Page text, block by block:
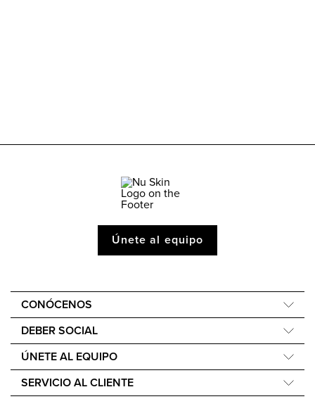
Únete al equipo
CONÓCENOS
One Global Voice
Nu Space LATAM by Nu Skin
DEBER SOCIAL
Force for Good
Nourish the Children
Sostenibilidad
ÚNETE AL EQUIPO
SERVICIO AL CLIENTE